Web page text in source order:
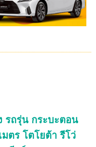
รถรุ่น กระบะตอน
มตร โตโยต้า รีโว่